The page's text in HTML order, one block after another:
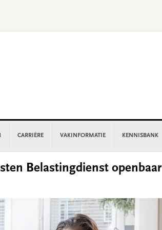
CARRIÈRE VAKINFORMATIE KENNISBANK
Belastingdienst openbaar